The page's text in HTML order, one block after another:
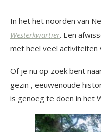
In het het noorden van
Westerkwartier. Een
met heel veel activiteiten
Of je nu op zoek bent
gezin , eeuwenoude
is genoeg te doen in het